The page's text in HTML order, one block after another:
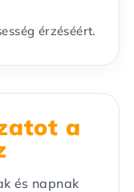
érzéséért.
a
és napnak